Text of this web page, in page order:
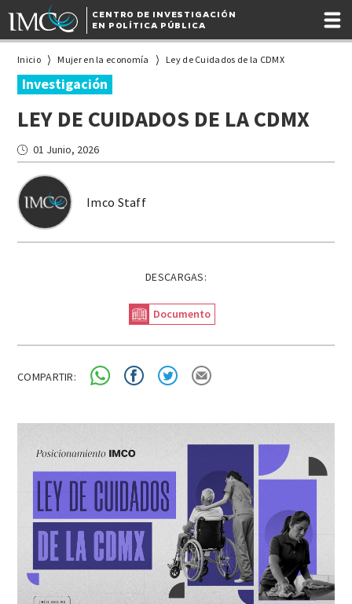
CENTRO DE INVESTIGACIÓN
EN POLÍTICA PÚBLICA
Inicio Mujer en la economía Ley de Cuidados de la CDMX
Investigación
LEY DE CUIDADOS DE LA CDMX
Imco Staff
01 Junio, 2026
DESCARGAS:
Documento
COMPARTIR: